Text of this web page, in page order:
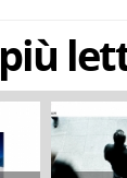
più